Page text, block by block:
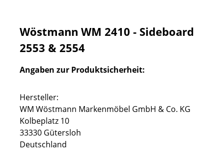
Wöstmann WM 2410 - Sideboard
2553 & 2554
Angaben zur Produktsicherheit:
Hersteller:
WM Wöstmann Markenmöbel GmbH & Co. KG
Kolbeplatz 10
33330 Gütersloh
Deutschland